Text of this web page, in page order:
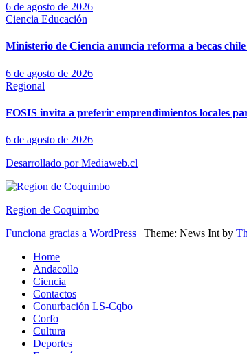
6 de agosto de 2026
Ciencia Educación
Ministerio de Ciencia anuncia reforma a becas
6 de agosto de 2026
Regional
FOSIS invita a preferir emprendimientos locales
6 de agosto de 2026
Desarrollado por Mediaweb.cl
Region de Coquimbo
Funciona gracias a WordPress | Theme: News Int by
Home
Andacollo
Ciencia
Contactos
Conurbación LS-Cqbo
Corfo
Cultura
Deportes